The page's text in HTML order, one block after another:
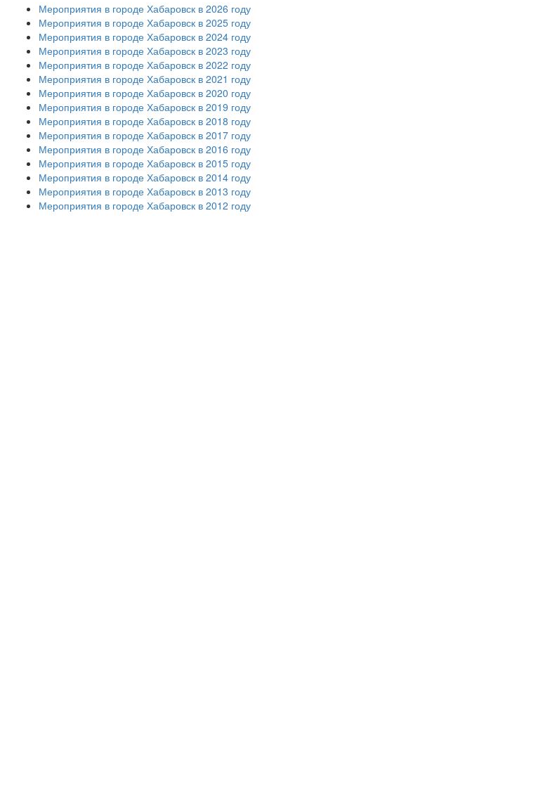
Мероприятия в городе Хабаровск в 2026 году
Мероприятия в городе Хабаровск в 2025 году
Мероприятия в городе Хабаровск в 2024 году
Мероприятия в городе Хабаровск в 2023 году
Мероприятия в городе Хабаровск в 2022 году
Мероприятия в городе Хабаровск в 2021 году
Мероприятия в городе Хабаровск в 2020 году
Мероприятия в городе Хабаровск в 2019 году
Мероприятия в городе Хабаровск в 2018 году
Мероприятия в городе Хабаровск в 2017 году
Мероприятия в городе Хабаровск в 2016 году
Мероприятия в городе Хабаровск в 2015 году
Мероприятия в городе Хабаровск в 2014 году
Мероприятия в городе Хабаровск в 2013 году
Мероприятия в городе Хабаровск в 2012 году